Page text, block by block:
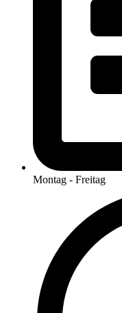
Montag - Freitag